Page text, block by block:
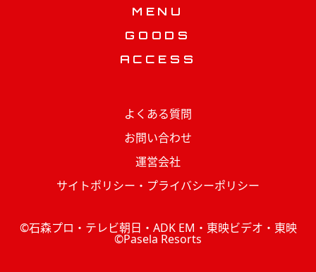
MENU
GOODS
ACCESS
よくある質問
お問い合わせ
運営会社
サイトポリシー・プライバシーポリシー
©石森プロ・テレビ朝日・ADK EM・東映ビデオ・東映
©Pasela Resorts